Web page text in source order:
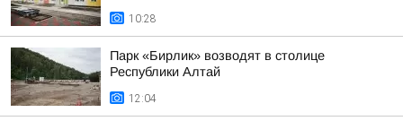
10:28
Парк «Бирлик» возводят в столице
Республики Алтай
12:04